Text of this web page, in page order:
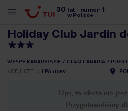
30 lat numer 1
w Polsce
Holiday Club Jardin
WYSPY KANARYJSKIE GRAN CANARIA
KOD HOTELU LPA51089
Ups, ta oferta nie jest
Przygotowaliśmy